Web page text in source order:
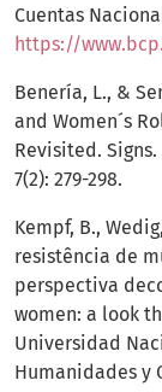
Cuentas
https://
Benería, L., &
and Women´s
Revisited.
7(2): 279-298.
Kempf, B.,
resistência de
perspectiva
women: a look
Universidad
Humanidades y